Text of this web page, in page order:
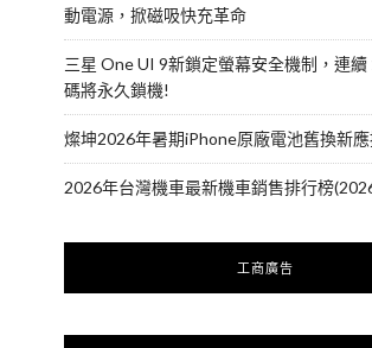
動電源，掀磁吸快充革命
三星 One UI 9新鎖定螢幕安全機制，連續
碼將永久鎖機!
燦坤2026年暑期iPhone原廠電池舊換新
2026年台灣機車最新機車銷售排行榜
工商廣告